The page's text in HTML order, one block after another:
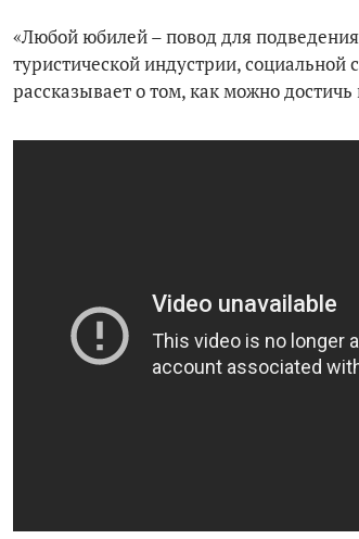
«Любой юбилей – повод для
туристической индустрии,
рассказывает о том, как можно